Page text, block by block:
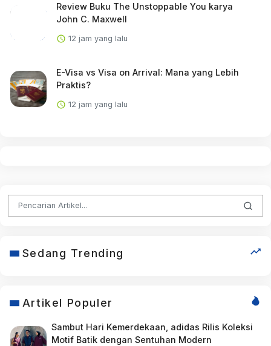
Review Buku The Unstoppable You karya
John C. Maxwell
12 jam yang lalu
E-Visa vs Visa on Arrival: Mana yang Lebih
Praktis?
12 jam yang lalu
Sedang Trending
Artikel Populer
Sambut Hari Kemerdekaan, adidas Rilis Koleksi
Motif Batik dengan Sentuhan Modern